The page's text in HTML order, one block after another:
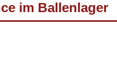
im Ballenlager